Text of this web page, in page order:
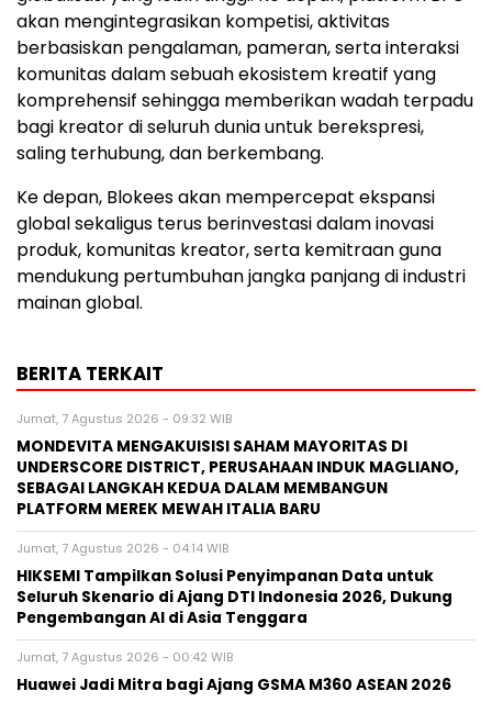
akan mengintegrasikan kompetisi, aktivitas
berbasiskan pengalaman, pameran, serta interaksi
komunitas dalam sebuah ekosistem kreatif yang
komprehensif sehingga memberikan wadah terpadu
bagi kreator di seluruh dunia untuk berekspresi,
saling terhubung, dan berkembang.
Ke depan, Blokees akan mempercepat ekspansi
global sekaligus terus berinvestasi dalam inovasi
produk, komunitas kreator, serta kemitraan guna
mendukung pertumbuhan jangka panjang di industri
mainan global.
BERITA TERKAIT
Jumat, 7 Agustus 2026 - 09:32 WIB
MONDEVITA MENGAKUISISI SAHAM MAYORITAS DI
UNDERSCORE DISTRICT, PERUSAHAAN INDUK MAGLIANO,
SEBAGAI LANGKAH KEDUA DALAM MEMBANGUN
PLATFORM MEREK MEWAH ITALIA BARU
Jumat, 7 Agustus 2026 - 04:14 WIB
HIKSEMI Tampilkan Solusi Penyimpanan Data untuk
Seluruh Skenario di Ajang DTI Indonesia 2026, Dukung
Pengembangan AI di Asia Tenggara
Jumat, 7 Agustus 2026 - 00:42 WIB
Huawei Jadi Mitra bagi Ajang GSMA M360 ASEAN 2026